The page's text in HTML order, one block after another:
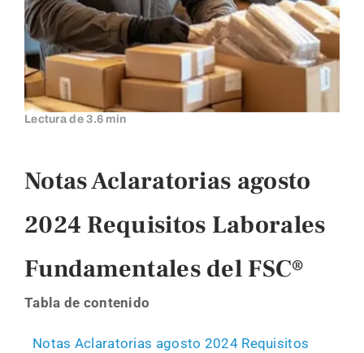
FAQs
Blog
Llámanos
Lectura de 3.6 min
Notas Aclaratorias agosto
2024 Requisitos Laborales
Fundamentales del FSC®
Tabla de contenido
Notas Aclaratorias agosto 2024 Requisitos